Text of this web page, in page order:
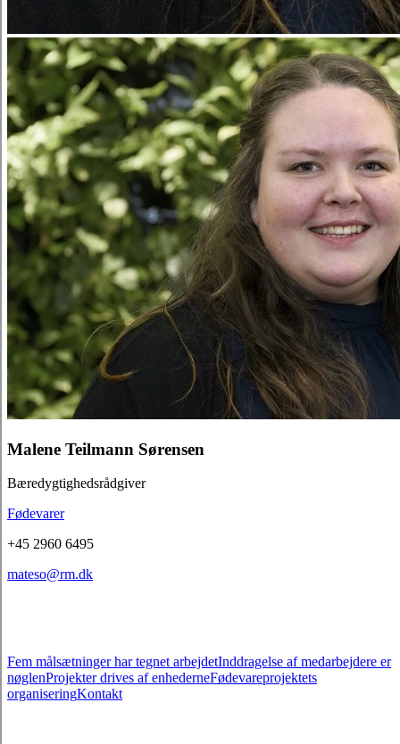
Malene Teilmann Sørensen
Bæredygtighedsrådgiver
Fødevarer
+45 2960 6495
mateso@rm.dk
Fem målsætninger har tegnet arbejdetInddragelse af medarbejdere er
nøglenProjekter drives af enhederneFødevareprojektets
organiseringKontakt